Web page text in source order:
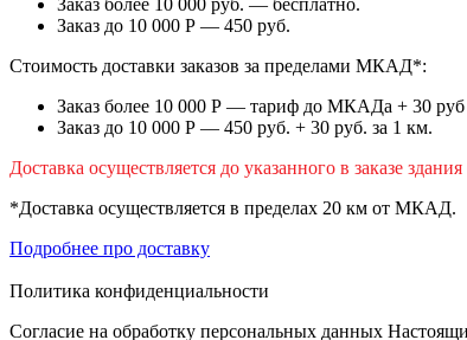
Заказ до 10 000 Р — 450 руб.
Стоимость доставки заказов за пределами МКАД*:
Заказ более 10 000 Р — тариф до МКАДа + 30 руб
Заказ до 10 000 Р — 450 руб. + 30 руб. за 1 км.
Доставка осуществляется до указанного в заказе
*Доставка осуществляется в пределах 20 км от МКАД.
Подробнее про доставку
Политика конфиденциальности
Согласие на обработку персональных данных